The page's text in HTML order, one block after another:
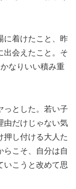
に着けたこと、昨
出会えたこと。そ
なりいい積み重
っとした。若い子
由だけじゃない気
押し付ける大人た
らこそ、自分は自
いこうと改めて思